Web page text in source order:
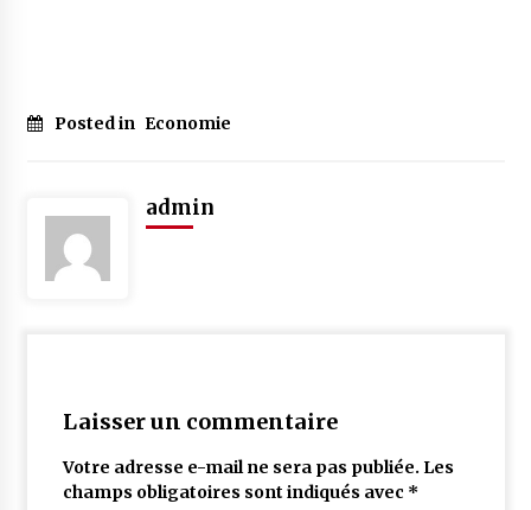
Posted in Economie
admin
Laisser un commentaire
Votre adresse e-mail ne sera pas publiée. Les
champs obligatoires sont indiqués avec *